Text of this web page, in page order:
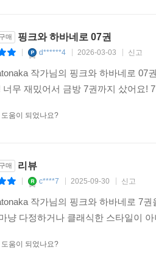
구매 핑크와 하바네로 07권
d******4 2026-03-03 신고
작가님의 핑크와 하바네로 07
너무 재밌어서 금방 7권까지 샀어요!
움이 되었나요?
구매 리뷰
c****7 2025-09-30 신고
작가님의 핑크와 하바네로 7
냥 다정하거나 클래식한 스타일이
움이 되었나요?